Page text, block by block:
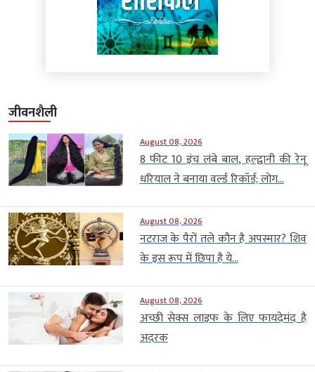
जीवनशैली
August 08, 2026
8 फीट 10 इंच लंबे बाल, हल्द्वानी की रेनू
धरियाल ने बनाया वर्ल्ड रिकॉर्ड; लोग...
August 08, 2026
नटराज के पैरों तले कौन है अपस्मार? शिव
के इस रूप में छिपा है ये...
August 08, 2026
अच्छी सेक्स लाइफ के लिए फायदेमंद है
अदरक